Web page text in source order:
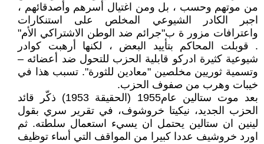
من موتهم وحسب ، بل ومن اغتيال أسرهم وأصدقائهم ،
اجبر الكادر الشيوعي المخلص على استنكارات
واعترافات مزور ة ب"جرائم ضد الوطن الاشتراكي الأم"
. قوبلت المحاكم بتأييد البعض ، لكنها أرهبت كوادر
شيوعية كثيرة ادركو قابلية الحزب للتحول ضد أعضائه –
وتسمية ثوريين مخلصين "معادين للثورة". تسبب هذا في
خيبات وهرب من صفوف الحزب.
بعد موت ستالين عام1955 (الحقيقة 1953) ذكّر قائد
الحزب الجديد، نيكيتا خروشوف، في تقرير سري بقول
لينين ان ستالين يحتمل ان يسيء استعمال سلطته. ثم
اورد خروشيف عددا كبيرا من المواقف التي أساء توظيف